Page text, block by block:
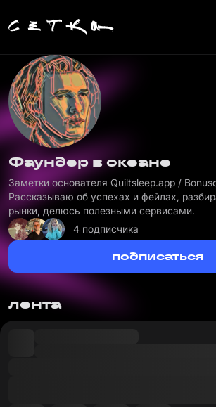
Фаундер в океане
Заметки основателя Quiltsleep.app /
Рассказываю об успехах и фейлах,
рынки, делюсь полезными сервисами.
4 подписчика
подписаться
лента